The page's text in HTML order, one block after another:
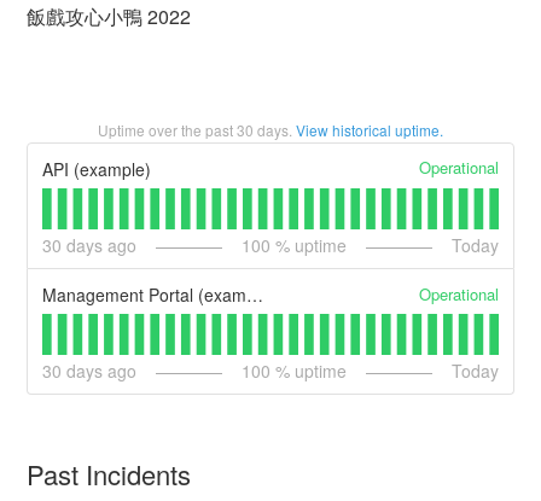
飯戲攻心小鴨 2022
Uptime over the past30 days. View historical uptime.
API (example) Operational
30 days ago 100 % uptime Today
Management Portal (example) Operational
30 days ago 100 % uptime Today
Past Incidents